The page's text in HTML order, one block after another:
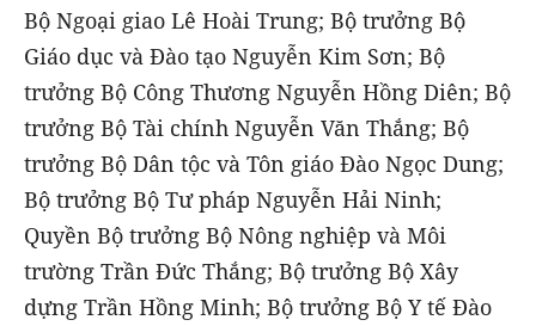
Bộ Ngoại giao Lê Hoài Trung; Bộ trưởng Bộ
Giáo dục và Đào tạo Nguyễn Kim Sơn; Bộ
trưởng Bộ Công Thương Nguyễn Hồng Diên; Bộ
trưởng Bộ Tài chính Nguyễn Văn Thắng; Bộ
trưởng Bộ Dân tộc và Tôn giáo Đào Ngọc Dung;
Bộ trưởng Bộ Tư pháp Nguyễn Hải Ninh;
Quyền Bộ trưởng Bộ Nông nghiệp và Môi
trường Trần Đức Thắng; Bộ trưởng Bộ Xây
dựng Trần Hồng Minh; Bộ trưởng Bộ Y tế Đào